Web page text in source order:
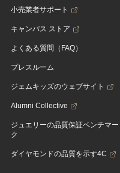
小売業者サポート
キャンパス ストア
よくある質問（FAQ）
プレスルーム
ジェムキッズのウェブサイト
Alumni Collective
ジュエリーの品質保証ベンチマー
ク
ダイヤモンドの品質を示す4C